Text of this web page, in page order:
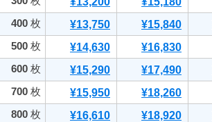
400 枚 ¥13,750 ¥15,840
500 枚 ¥14,630 ¥16,830
600 枚 ¥15,290 ¥17,490
700 枚 ¥15,950 ¥18,260
800 枚 ¥16,610 ¥18,920